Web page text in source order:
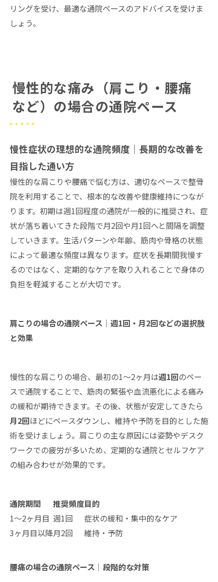
リングを受け、最適な通院ペースのアドバイスを受けま
しょう。
慢性的な痛み（肩こり・腰痛
など）の場合の通院ペース
慢性症状の理想的な通院頻度｜長期的な改善を
目指した通い方
慢性的な肩こりや腰痛で悩む方は、適切なペースで整骨
院を利用することで、根本的な改善や健康維持につなが
ります。初期は週1回程度の通院が一般的に推奨され、症
状が落ち着いてきた段階で月2回や月1回へと間隔を調整
していきます。生活パターンや年齢、筋肉や骨格の状態
によって最適な頻度は異なります。症状を長期間我慢す
るのではなく、定期的なケアを取り入れることで身体の
負担を軽減することが大切です。
肩こりの場合の通院ペース｜週1回・月2回などの選択肢
と効果
慢性的な肩こりの場合、最初の1～2ヶ月は週1回のペー
スで通院することで、筋肉の緊張や血流悪化による痛み
の緩和が期待できます。その後、状態が安定してきたら
月2回ほどにペースダウンし、維持や予防を目的とした施
術を受けましょう。肩こりの主な原因には姿勢やデスク
ワークでの疲労が多いため、定期的な通院とセルフケア
の組み合わせが効果的です。
通院期間 推奨頻度目的
1～2ヶ月目 週1回
症状の緩和・集中的なケア
3ヶ月目以降月2回 維持・予防
腰痛の場合の通院ペース｜段階的な対策